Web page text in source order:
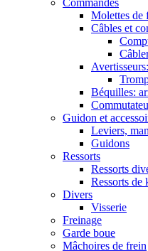
Commandes
Molettes de
Câbles et
Béquilles:
Guidon et
Leviers,
Guidons
Ressorts
Ressorts
Ressorts de
Divers
Visserie
Freinage
Garde boue
Mâchoires de frein